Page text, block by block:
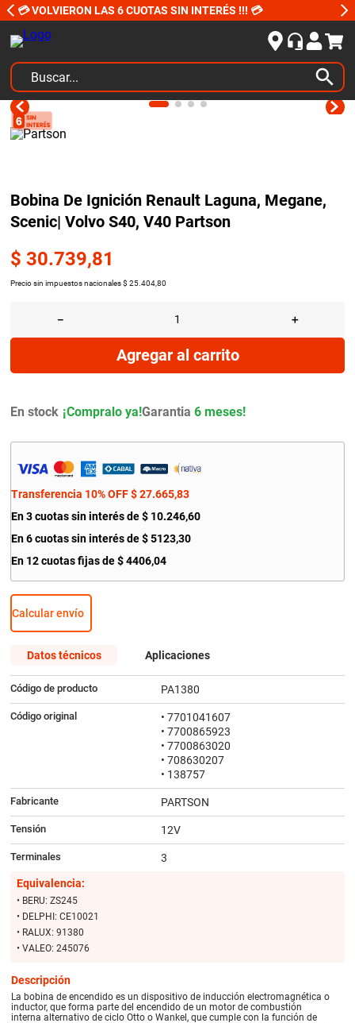
💳 VOLVIERON LAS 6 CUOTAS SIN INTERÉS !!! 💳
Buscar...
Bobina De Ignición Renault Laguna, Megane,
Scenic| Volvo S40, V40 Partson
$ 30.739,81
Precio sin impuestos nacionales $ 25. 404,80
＋
－
Agregar al carrito
En stock Garantia 6 meses!
Transferencia 10% OFF $ 27.665,83
En 3 cuotas sin interés de $ 10.246,60
En 6 cuotas sin interés de$ 5123,30
En 12 cuotas fijas de $ 4406,04
Calcular envío
Datos técnicos Aplicaciones
Código de producto PA1380
Código original
• 7701041607
• 7700865923
• 7700863020
• 708630207
• 138757
Fabricante PARTSON
Tensión 12V
Terminales
3
Equivalencia:
• BERU: ZS245
• DELPHI: CE10021
• RALUX: 91380
• VALEO: 245076
Descripción
La bobina de encendido es un dispositivo de inducción electromagnética o
inductor, que forma parte del encendido de un motor de combustión
interna alternativo de ciclo Otto o Wankel, que cumple con la función de
TÉRMINOS MÁS BUSCADOS
1.
kits
3.
bujias ngk
4.
amortiguador
5
honda civic
6.
kit distribución
8.
yokohama